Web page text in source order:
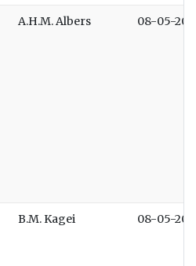
A.H.M. Albers 08-05-
B.M. Kagei 08-05-